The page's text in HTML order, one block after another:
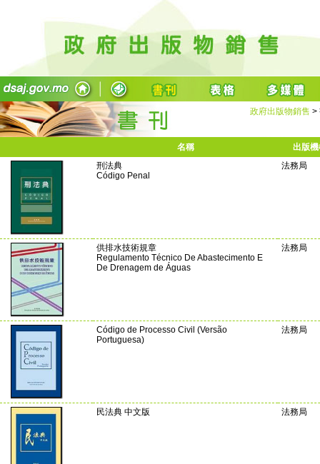
政府出版物銷售 >
名稱
出版
刑法典
Código Penal
法務局
供排水技術規章
Regulamento Técnico De Abastecimento E
De Drenagem de Águas
法務局
Código de Processo Civil (Versão
Portuguesa)
法務局
民法典 中文版 法務局